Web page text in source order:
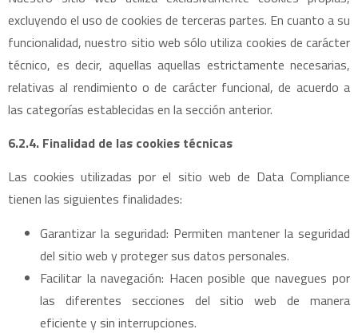
excluyendo el uso de cookies de terceras partes. En cuanto a su
funcionalidad, nuestro sitio web sólo utiliza cookies de carácter
técnico, es decir, aquellas aquellas estrictamente necesarias,
relativas al rendimiento o de carácter funcional, de acuerdo a
las categorías establecidas en la sección anterior.
6.2.4. Finalidad de las cookies técnicas
Las cookies utilizadas por el sitio web de Data Compliance
tienen las siguientes finalidades:
Garantizar la seguridad: Permiten mantener la seguridad
del sitio web y proteger sus datos personales.
Facilitar la navegación: Hacen posible que navegues por
las diferentes secciones del sitio web de manera
eficiente y sin interrupciones.